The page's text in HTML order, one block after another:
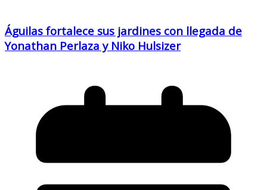
Águilas fortalece sus jardines con llegada de
Yonathan Perlaza y Niko Hulsizer